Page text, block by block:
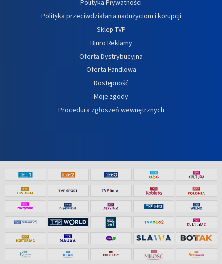
Polityka Prywatności
Polityka przeciwdziałania nadużyciom i korupcji
Sklep TVP
Biuro Reklamy
Oferta Dystrybucyjna
Oferta Handlowa
Dostępność
Moje zgody
Procedura zgłoszeń wewnętrznych